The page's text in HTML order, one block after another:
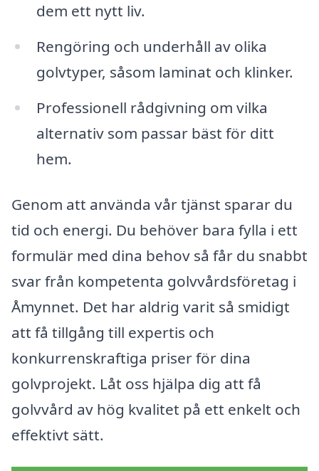
dem ett nytt liv.
Rengöring och underhåll av olika
golvtyper, såsom laminat och klinker.
Professionell rådgivning om vilka
alternativ som passar bäst för ditt
hem.
Genom att använda vår tjänst sparar du
tid och energi. Du behöver bara fylla i ett
formulär med dina behov så får du snabbt
svar från kompetenta golvvårdsföretag i
Åmynnet. Det har aldrig varit så smidigt
att få tillgång till expertis och
konkurrenskraftiga priser för dina
golvprojekt. Låt oss hjälpa dig att få
golvvård av hög kvalitet på ett enkelt och
effektivt sätt.